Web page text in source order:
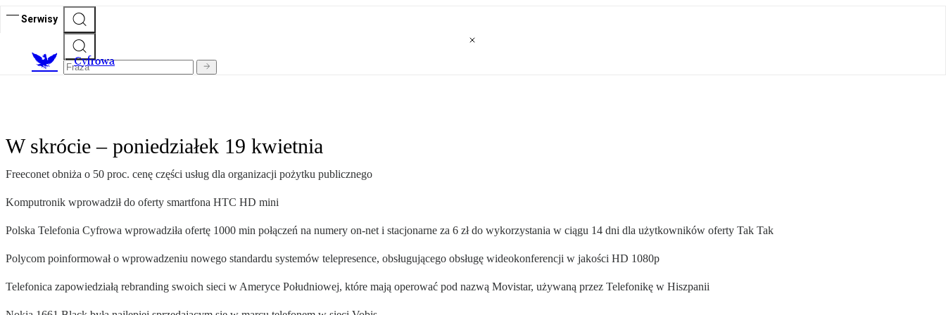
Serwisy
Cyfrowa
W skrócie – poniedziałek 19 kwietnia
Freeconet obniża o 50 proc. cenę części usług dla organizacji pożytku publicznego
Komputronik wprowadził do oferty smartfona HTC HD mini
Polska Telefonia Cyfrowa wprowadziła ofertę 1000 min połączeń na numery on-net i stacjonarne za 6 zł do wykorzystania w ciągu 14 dni dla użytkowników oferty Tak Tak
Polycom poinformował o wprowadzeniu nowego standardu systemów telepresence, obsługującego obsługę wideokonferencji w jakości HD 1080p
Telefonica zapowiedziałą rebranding swoich sieci w Ameryce Południowej, które mają operować pod nazwą Movistar, używaną przez Telefonikę w Hiszpanii